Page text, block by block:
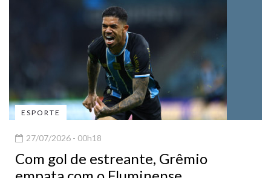
ESPORTE
27/07/2026 - 00h18
Com gol de estreante, Grêmio